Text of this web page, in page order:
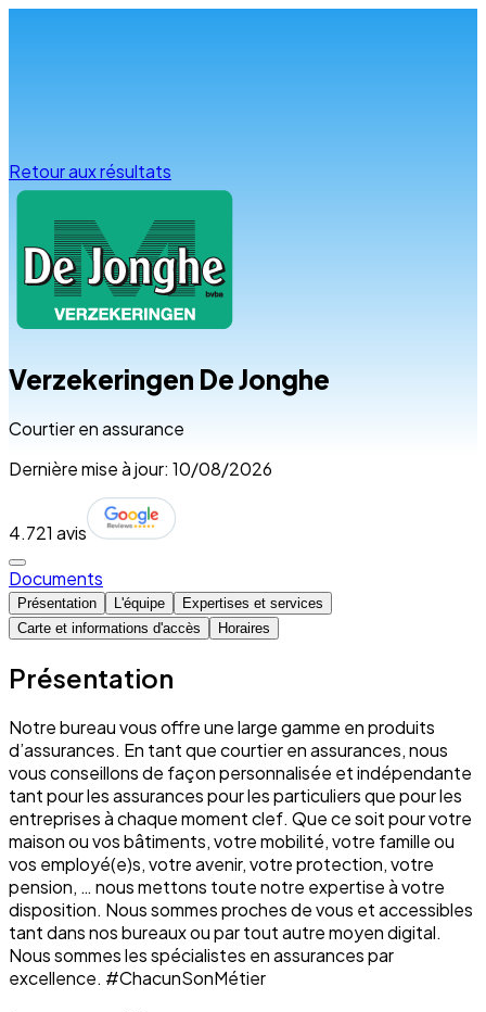
Retour aux résultats
Verzekeringen De Jonghe
Courtier en assurance
Dernière mise à jour: 10/08/2026
4.721 avis
Documents
Présentation L'équipe
Expertises et services
Carte et informations d'accès
Horaires
Présentation
Notre bureau vous offre une large gamme en produits
d’assurances. En tant que courtier en assurances, nous
vous conseillons de façon personnalisée et indépendante
tant pour les assurances pour les particuliers que pour les
entreprises à chaque moment clef. Que ce soit pour votre
maison ou vos bâtiments, votre mobilité, votre famille ou
vos employé(e)s, votre avenir, votre protection, votre
pension, … nous mettons toute notre expertise à votre
disposition. Nous sommes proches de vous et accessibles
tant dans nos bureaux ou par tout autre moyen digital.
Nous sommes les spécialistes en assurances par
excellence. #ChacunSonMétier